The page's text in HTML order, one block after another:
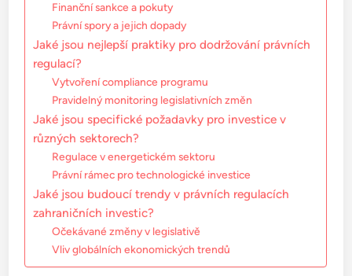
Finanční sankce a pokuty
Právní spory a jejich dopady
Jaké jsou nejlepší praktiky pro dodržování právních
regulací?
Vytvoření compliance programu
Pravidelný monitoring legislativních změn
Jaké jsou specifické požadavky pro investice v
různých sektorech?
Regulace v energetickém sektoru
Právní rámec pro technologické investice
Jaké jsou budoucí trendy v právních regulacích
zahraničních investic?
Očekávané změny v legislativě
Vliv globálních ekonomických trendů